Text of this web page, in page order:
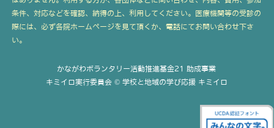
条件、対応などを確認、納得の上、利用してください。医療機関等の受診の
際には、必ず各院ホームページを見て頂くか、電話にてお問い合わせ下さ
い。
かながわボランタリー活動推進基金21 助成事業
キミイロ実行委員会 © 学校と地域の学び応援 キミイロ